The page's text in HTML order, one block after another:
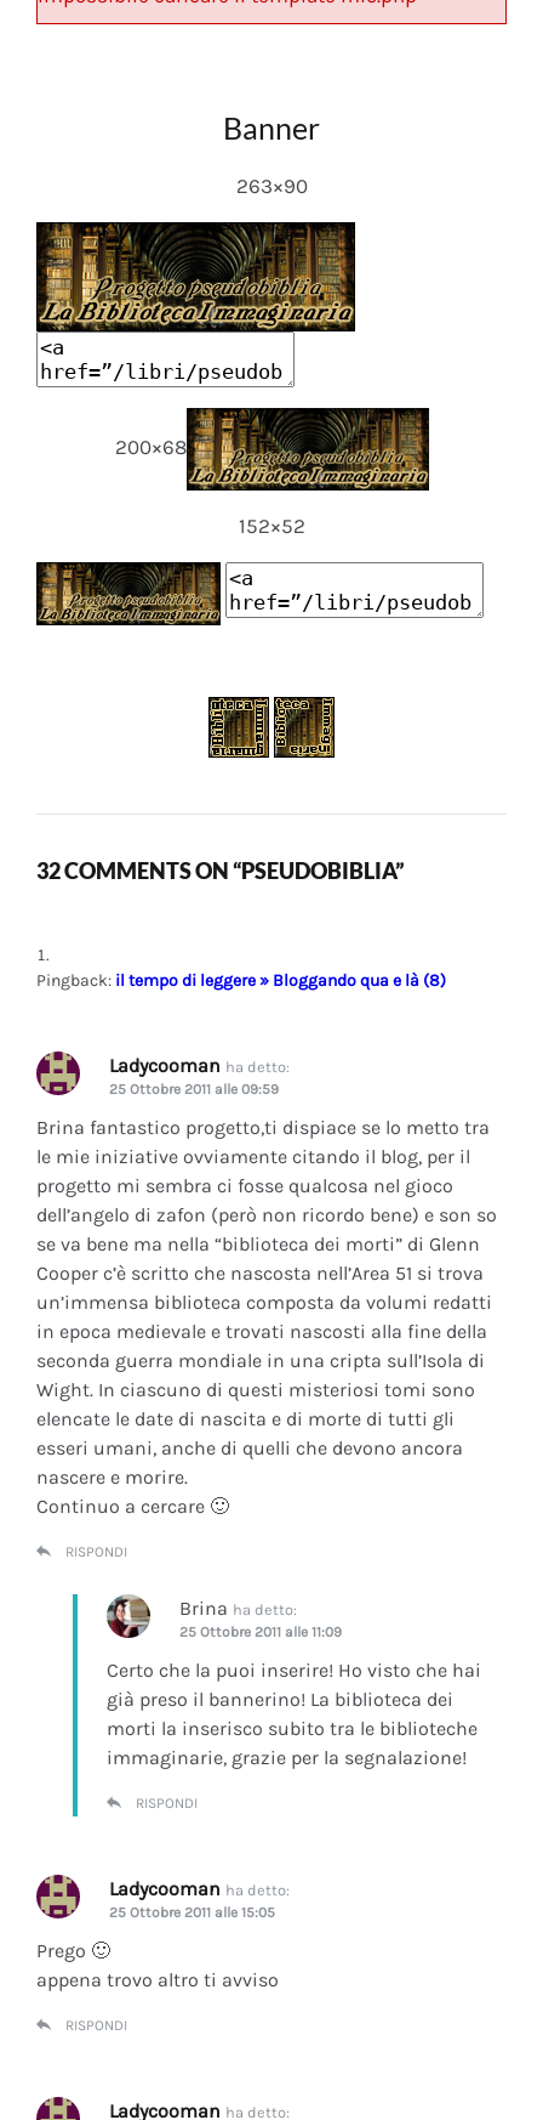
Banner
263×90
200×68
152×52
32 COMMENTS ON “PSEUDOBIBLIA”
Pingback: il tempo di leggere » Bloggando qua e là (8)
Ladycooman ha detto:
25 Ottobre 2011 alle 09:59
Brina fantastico progetto,ti dispiace se lo metto tra
le mie iniziative ovviamente citando il blog, per il
progetto mi sembra ci fosse qualcosa nel gioco
dell’angelo di zafon (però non ricordo bene) e son so
se va bene ma nella “biblioteca dei morti” di Glenn
Cooper c’è scritto che nascosta nell’Area 51 si trova
un’immensa biblioteca composta da volumi redatti
in epoca medievale e trovati nascosti alla fine della
seconda guerra mondiale in una cripta sull’Isola di
Wight. In ciascuno di questi misteriosi tomi sono
elencate le date di nascita e di morte di tutti gli
esseri umani, anche di quelli che devono ancora
nascere e morire.
Continuo a cercare 🙂
RISPONDI
Brina ha detto:
25 Ottobre 2011 alle 11:09
Certo che la puoi inserire! Ho visto che hai
già preso il bannerino! La biblioteca dei
morti la inserisco subito tra le biblioteche
immaginarie, grazie per la segnalazione!
RISPONDI
Ladycooman ha detto:
25 Ottobre 2011 alle 15:05
Prego 🙂
appena trovo altro ti avviso
RISPONDI
Ladycooman ha detto: